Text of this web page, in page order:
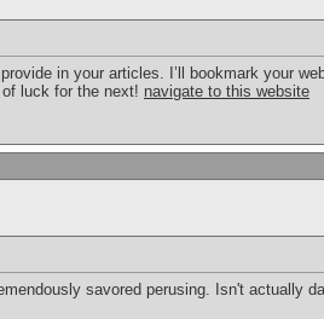
in your articles. I’ll bookmark your
luck for the next! navigate to this website
savored perusing. Isn't actually